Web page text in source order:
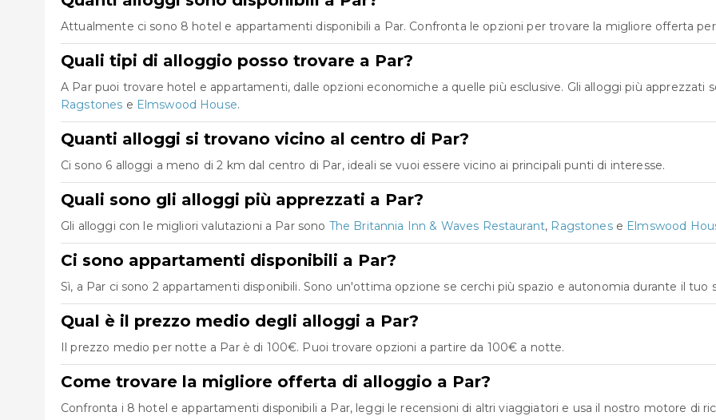
Attualmente ci sono 8 hotel e appartamenti disponibili a Par. Confronta le opzioni per trovare la migliore offerta
Quali tipi di alloggio posso trovare a Par?
A Par puoi trovare hotel e appartamenti, dalle opzioni economiche a quelle più esclusive. Gli alloggi più apprezzati
Ragstones e Elmswood House.
Quanti alloggi si trovano vicino al centro di Par?
Ci sono 6 alloggi a meno di 2 km dal centro di Par, ideali se vuoi essere vicino ai principali punti di interesse.
Quali sono gli alloggi più apprezzati a Par?
Gli alloggi con le migliori valutazioni a Par sono The Britannia Inn & Waves Restaurant, Ragstonese Elmswood
Ci sono appartamenti disponibili a Par?
Sì, a Par ci sono 2 appartamenti disponibili. Sono un'ottima opzione se cerchi più spazio e autonomia durante il tuo
Qual è il prezzo medio degli alloggi a Par?
Il prezzo medio per notte a Par è di 100€. Puoi trovare opzioni a partire da 100€ a notte.
Come trovare la migliore offerta di alloggio a Par?
Confronta i 8 hotel e appartamenti disponibili a Par, leggi le recensioni di altri viaggiatori e usa il nostro motore di